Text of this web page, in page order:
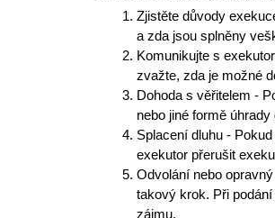
Zjistěte důvody
a zda jsou splněny
Komunikujte s
zvažte, zda je možné
Dohoda s věřitelem -
nebo jiné formě
Splacení dluhu -
exekutor přerušit
Odvolání nebo
takový krok. Při
zájmu.